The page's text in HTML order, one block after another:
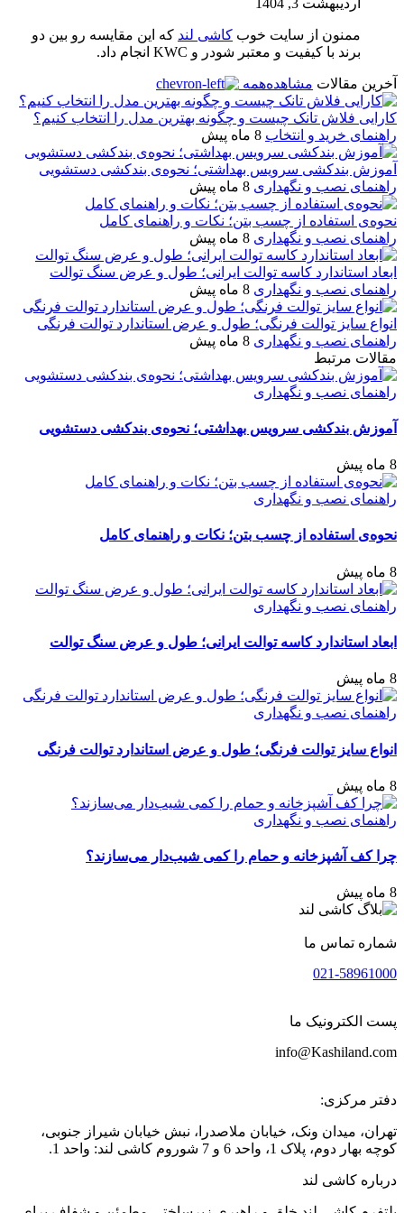
ممنون از سایت خوب کاشی لند که این مقایسه‌ رو بین دو
برند با کیفیت و معتبر شودر و KWC انجام داد.
آخرین مقالات مشاهده‌همه
کارایی فلاش تانک چیست و چگونه بهترین مدل را انتخاب کنیم؟
راهنمای خرید و انتخاب 8 ماه پیش
آموزش بندکشی سرویس بهداشتی؛ نحوه‌ی بندکشی دستشویی
راهنمای نصب و نگهداری 8 ماه پیش
نحوه‌ی استفاده از چسب بتن؛ نکات و راهنمای کامل
راهنمای نصب و نگهداری 8 ماه پیش
ابعاد استاندارد کاسه توالت ایرانی؛ طول و عرض سنگ توالت
راهنمای نصب و نگهداری 8 ماه پیش
انواع سایز توالت فرنگی؛ طول و عرض استاندارد توالت فرنگی
راهنمای نصب و نگهداری 8 ماه پیش
مقالات مرتبط
راهنمای نصب و نگهداری
آموزش بندکشی سرویس بهداشتی؛ نحوه‌ی بندکشی دستشویی
8 ماه پیش
راهنمای نصب و نگهداری
نحوه‌ی استفاده از چسب بتن؛ نکات و راهنمای کامل
8 ماه پیش
راهنمای نصب و نگهداری
ابعاد استاندارد کاسه توالت ایرانی؛ طول و عرض سنگ توالت
8 ماه پیش
راهنمای نصب و نگهداری
انواع سایز توالت فرنگی؛ طول و عرض استاندارد توالت فرنگی
8 ماه پیش
راهنمای نصب و نگهداری
چرا کف آشپزخانه و حمام را کمی شیب‌دار می‌سازند؟
8 ماه پیش
شماره تماس ما
021-58961000
پست الکترونیک ما
info@Kashiland.com
دفتر مرکزی:
تهران، میدان ونک، خیابان ملاصدرا، نبش خیابان شیراز جنوبی،
کوچه بهار دوم، پلاک 1، واحد 6 و 7 شوروم کاشی لند: واحد 1.
درباره کاشی لند